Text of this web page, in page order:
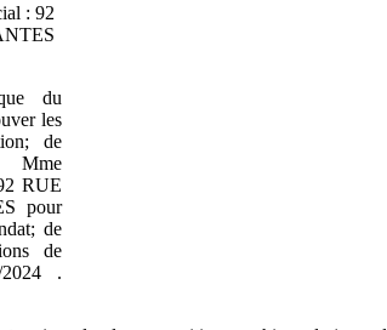
: 92
du
les
de
Mme
RUE
pour
de
de
.